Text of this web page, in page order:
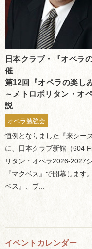
日本クラブ・『オペラ
催
第12回『オペラの楽し
～メトロポリタン・オ
説
オペラ勉強会
恒例となりました『来シー
に、日本クラブ新館（604
リタン・オペラ2026-2027
『マクベス』で開幕します
ベス』、プ...
イベントカレンダー